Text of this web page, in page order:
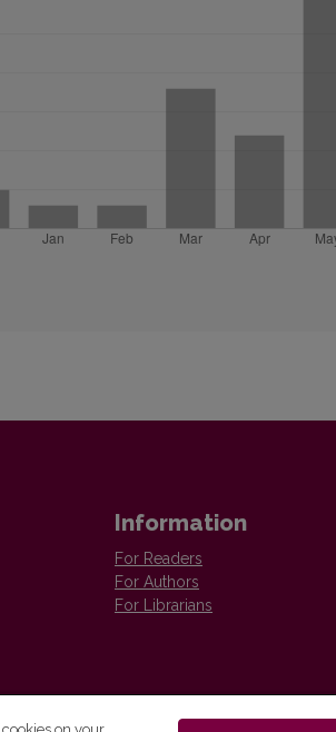
Information
For Readers
For Authors
For Librarians